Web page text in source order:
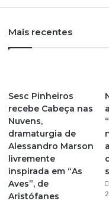
T
Mais recentes
Sesc Pinheiros
recebe Cabeça nas
Nuvens,
dramaturgia de
Alessandro Marson
livremente
inspirada em “As
Aves”, de
Aristófanes